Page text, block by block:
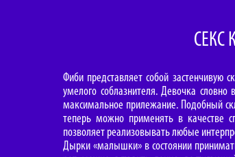
СЕКС
Фиби представляет собой застенчивую
умелого соблазнителя. Девочка
максимальное прилежание. Подобный
теперь можно применять в качестве
позволяет реализовывать любые
Дырки «малышки» в состоянии